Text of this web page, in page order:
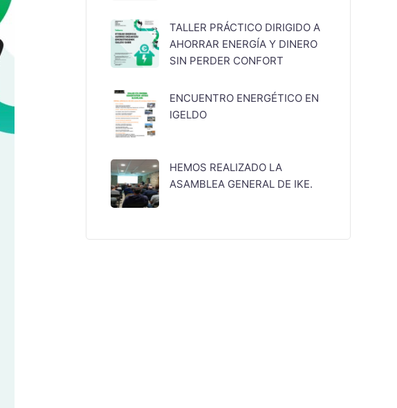
TALLER PRÁCTICO DIRIGIDO A
AHORRAR ENERGÍA Y DINERO
SIN PERDER CONFORT
ENCUENTRO ENERGÉTICO EN
IGELDO
HEMOS REALIZADO LA
ASAMBLEA GENERAL DE IKE.